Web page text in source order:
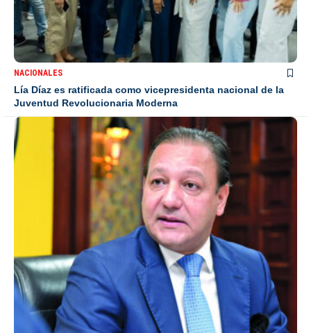
NACIONALES
Lía Díaz es ratificada como vicepresidenta nacional de la
Juventud Revolucionaria Moderna